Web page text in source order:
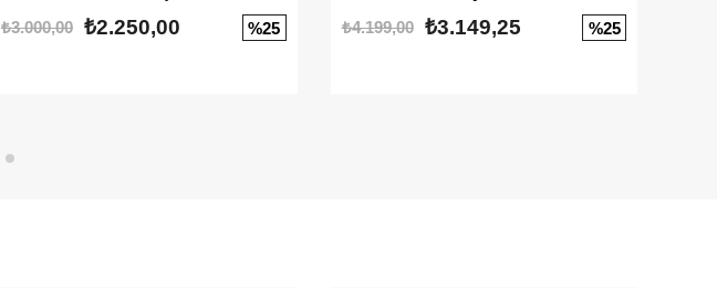
₺3.000,00 ₺2.250,00 %25
₺4.199,00
₺3.149,25 %25